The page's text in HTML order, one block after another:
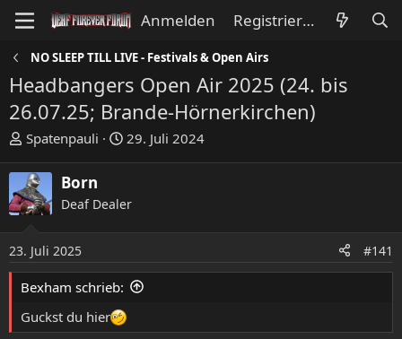
Anmelden Registrieren
NO SLEEP TILL LIVE - Festivals & Open Airs
Headbangers Open Air 2025 (24. bis
26.07.25; Brande-Hörnerkirchen)
E
s
t
e
l
e
r
Spatenpauli
E
e
l
t
a
29. Juli 2024
Born
Deaf Dealer
23. Juli 2025 #141
Bexham schrieb:
Guckst du hier